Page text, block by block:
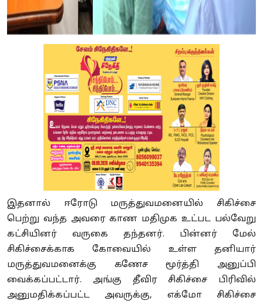
இதனால் ஈரோடு மருத்துவமனையில் சிகிச்சை
பெற்று வந்த அவரை காண மதிமுக உட்பட பல்வேறு
கட்சியினர் வருகை தந்தனர். பின்னர் மேல்
சிகிச்சைக்காக கோவையில் உள்ள தனியார்
மருத்துவமனைக்கு கணேச மூர்த்தி அனுப்பி
வைக்கப்பட்டார். அங்கு தீவிர சிகிச்சை பிரிவில்
அனுமதிக்கப்பட்ட அவருக்கு, எக்மோ சிகிச்சை